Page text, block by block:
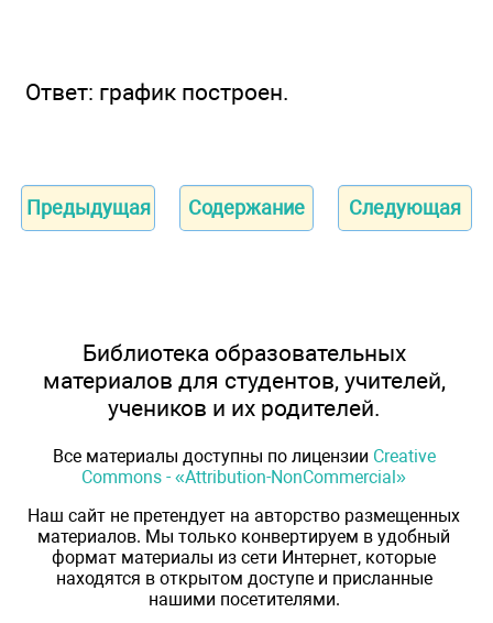
Ответ: график построен.
Предыдущая Содержание Следующая
Библиотека образовательных
материалов для студентов, учителей,
учеников и их родителей.
Все материалы доступны по лицензии Creative
Commons - «Attribution-NonCommercial»
Наш сайт не претендует на авторство размещенных
материалов. Мы только конвертируем в удобный
формат материалы из сети Интернет, которые
находятся в открытом доступе и присланные
нашими посетителями.